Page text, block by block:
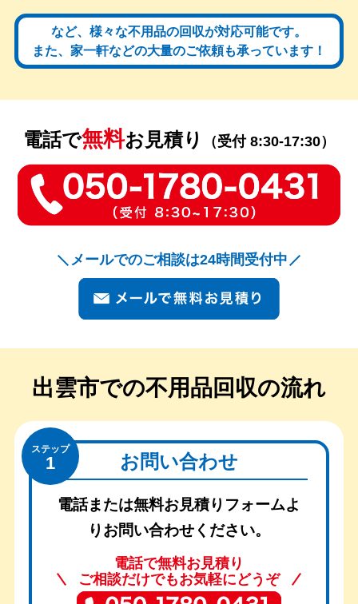
など、様々な不用品の回収が対応可能です。
また、家一軒などの大量のご依頼も承っています！
電話で無料お見積り （受付 8:30-17:30）
メールでのご相談は24時間受付中
出雲市での不用品回収の流れ
ステップ
1 お問い合わせ
電話または無料お見積りフォームよ
りお問い合わせください。
電話で無料お見積り
ご相談だけでもお気軽にどうぞ